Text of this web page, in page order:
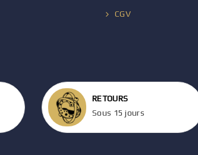
CGV
RETOURS
Sous 15 jours